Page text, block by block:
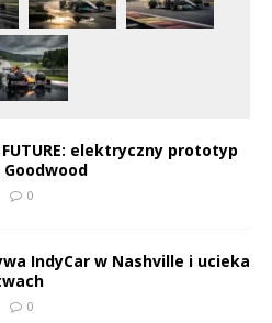
elektryczny prototyp
0
IndyCar w Nashville i ucieka
0